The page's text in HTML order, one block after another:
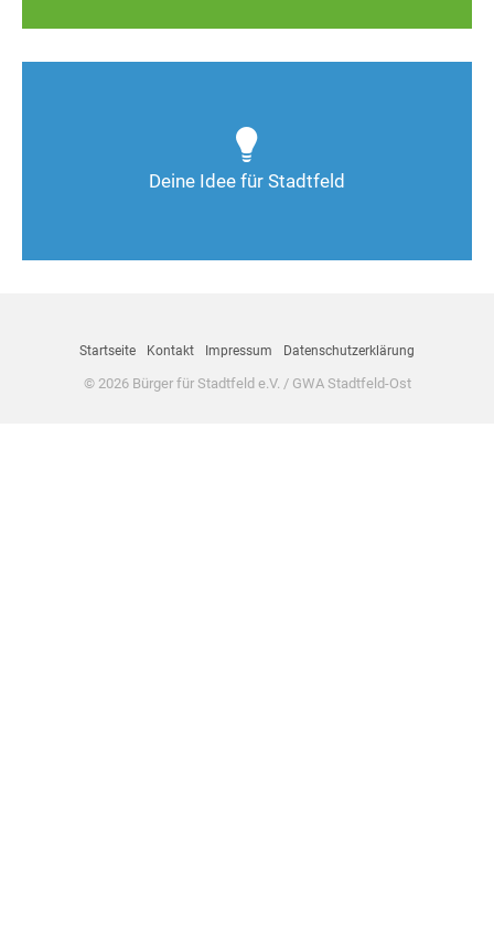
Deine Idee für Stadtfeld
Deine Ideen sind gefragt!
Startseite Kontakt Impressum Datenschutzerklärung
© 2026 Bürger für Stadtfeld e.V. / GWA Stadtfeld-Ost